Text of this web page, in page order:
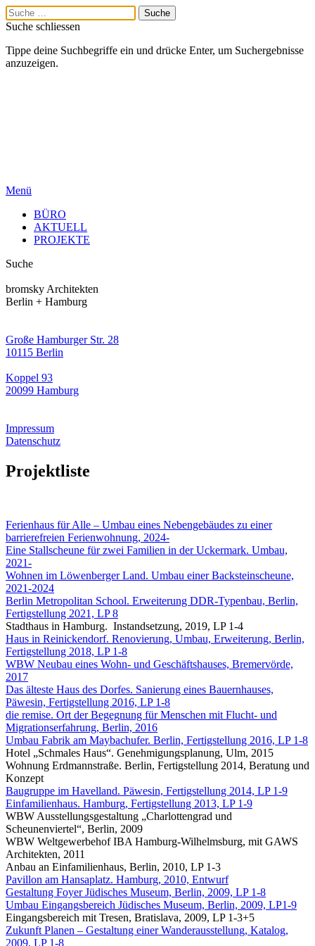
Suche schliessen
Tippe deine Suchbegriffe ein und drücke Enter, um Suchergebnisse
anzuzeigen.
Menü
BÜRO
AKTUELL
PROJEKTE
Suche
bromsky Architekten
Berlin + Hamburg
Große Hamburger Str. 28
10115 Berlin
Koppel 93
20099 Hamburg
Impressum
Datenschutz
Projektliste
Ferienhaus für Alle – Umbau eines Nebengebäudes zu einer
barrierefreien Ferienwohnung, 2024-
Eine Stallscheune für zwei Familien in der Uckermark. Umbau,
2021-
Wohnen im Löwenberger Land. Umbau einer Backsteinscheune,
2021-2024
Berlin Metropolitan School. Erweiterung DDR-Typenbau, Berlin,
Fertigstellung 2021, LP 8
Stadthaus in Hamburg. Instandsetzung, 2019, LP 1-4
Haus in Reinickendorf. Renovierung, Umbau, Erweiterung, Berlin,
Fertigstellung 2018, LP 1-8
WBW Neubau eines Wohn- und Geschäftshauses, Bremervörde,
2017
Das älteste Haus des Dorfes. Sanierung eines Bauernhauses,
Päwesin, Fertigstellung 2016, LP 1-8
die remise. Ort der Begegnung für Menschen mit Flucht- und
Migrationserfahrung, Berlin, 2016
Umbau Fabrik am Maybachufer. Berlin, Fertigstellung 2016, LP 1-8
Hotel „Schmales Haus“. Genehmigungsplanung, Ulm, 2015
Wohnung Erdmannstraße. Berlin, Fertigstellung 2014, Beratung und
Konzept
Baugruppe im Havelland. Päwesin, Fertigstellung 2014, LP 1-9
Einfamilienhaus. Hamburg, Fertigstellung 2013, LP 1-9
WBW Ausstellungsgestaltung „Charlottengrad und
Scheunenviertel“, Berlin, 2009
WBW Weltgewerbehof IBA Hamburg-Wilhelmsburg, mit GAWS
Architekten, 2011
Anbau an Einfamilienhaus, Berlin, 2010, LP 1-3
Pavillon am Hansaplatz. Hamburg, 2010, Entwurf
Gestaltung Foyer Jüdisches Museum, Berlin, 2009, LP 1-8
Umbau Eingangsbereich Jüdisches Museum, Berlin, 2009, LP1-9
Eingangsbereich mit Tresen, Bratislava, 2009, LP 1-3+5
Zukunft Planen – Gestaltung einer Wanderausstellung, Katalog,
2009, LP 1-8